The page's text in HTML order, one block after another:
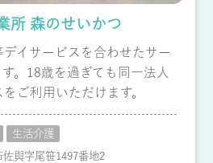
所 森のせいかつ
イサービスを合わせたサー
。18歳を過ぎても同一法人
ご利用いただけます。
生活介護
與字尾笹1497番地2